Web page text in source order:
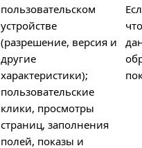
пользовательском
устройстве
(разрешение, версия и
другие
характеристики);
пользовательские
клики, просмотры
страниц, заполнения
полей, показы и